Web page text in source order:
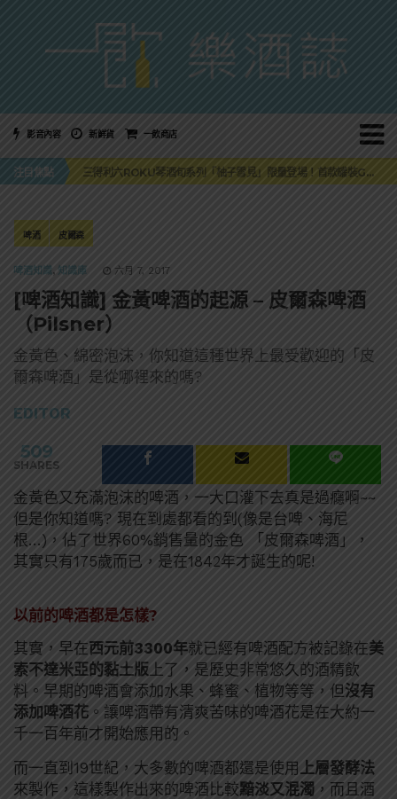
影音內容 新鮮貨 一飲商店
注目焦點
萬眾敲碗如期回歸！SUNMAI金色三麥3度攜手花蓮瓜農品牌「阿強西瓜」
三得利六ROKU琴酒旬系列「柚子雪見」限量登場！首款罐裝GIN SODA 10月同步上市
美國正式恢復蘇格蘭威士忌零關稅！烈酒產業再次迎來重磅利多
啤酒 皮爾森
啤酒知識, 知識庫 六月 7, 2017
[啤酒知識] 金黃啤酒的起源 – 皮爾森啤酒
（Pilsner）
金黃色、綿密泡沫，你知道這種世界上最受歡迎的「皮
爾森啤酒」是從哪裡來的嗎?
EDITOR
509
SHARES
金黃色又充滿泡沫的啤酒，一大口灌下去真是過癮啊~~
但是你知道嗎? 現在到處都看的到(像是台啤、海尼
根…)，佔了世界60%銷售量的金色 「皮爾森啤酒」，
其實只有175歲而已，是在1842年才誕生的呢!
以前的啤酒都是怎樣?
其實，早在西元前3300年就已經有啤酒配方被記錄在美
索不達米亞的黏土版 上了，是歷史非常悠久的酒精飲
料。早期的啤酒會添加水果、蜂蜜、植物等等，但沒有
添加啤酒花 。讓啤酒帶有清爽苦味的啤酒花是在大約一
千一百年前才開始應用的。
而一直到19世紀，大多數的啤酒都還是使用 上層發酵法
來製作，這樣製作出來的啤酒比較黯淡又混濁 ，而且酒